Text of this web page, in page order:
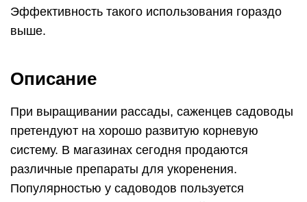
Эффективность такого использования гораздо
выше.
Описание
При выращивании рассады, саженцев садоводы
претендуют на хорошо развитую корневую
систему. В магазинах сегодня продаются
различные препараты для укоренения.
Популярностью у садоводов пользуется